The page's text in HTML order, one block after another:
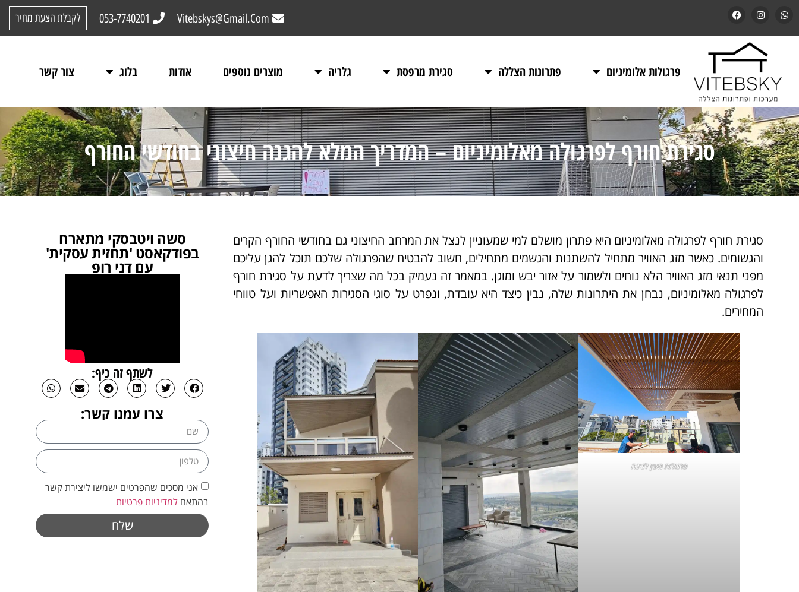
Vitebskys@Gmail.Com
053-7740201 לקבלת הצעת מחיר
פרגולות אלומיניום פתרונות הצללה סגירת מרפסת גלריה מוצרים נוספים אודות בלוג צור קשר
סגירת חורף לפרגולה מאלומיניום – המדריך המלא להגנה חיצוני בחודשי החורף
סגירת חורף לפרגולה מאלומיניום היא פתרון מושלם למי שמעוניין לנצל את המרחב החיצוני גם בחודשי החורף הקרים
והגשומים. כאשר מזג האוויר מתחיל להשתנות והגשמים מתחילים, חשוב להבטיח שהפרגולה שלכם תוכל להגן עליכם
מפני תנאי מזג האוויר הלא נוחים ולשמור על אזור יבש ומוגן. במאמר זה נעמיק בכל מה שצריך לדעת על סגירת חורף
לפרגולה מאלומיניום, נבחן את היתרונות שלה, נבין כיצד היא עובדת, ונפרט על סוגי הסגירות האפשריות ועל טווחי
המחירים.
פרגולות מעץ לגינה
סשה ויטבסקי מתארח
בפודקאסט 'תחזית עסקית'
עם דני רופ
לשתף זה כיף:
צרו עמנו קשר:
אני מסכים שהפרטים ישמשו ליצירת קשר
בהתאם למדיניות פרטיות
שלח